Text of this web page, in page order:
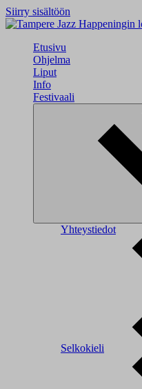
Siirry sisältöön
Etusivu
Ohjelma
Liput
Info
Festivaali
Yhteystiedot
Selkokieli